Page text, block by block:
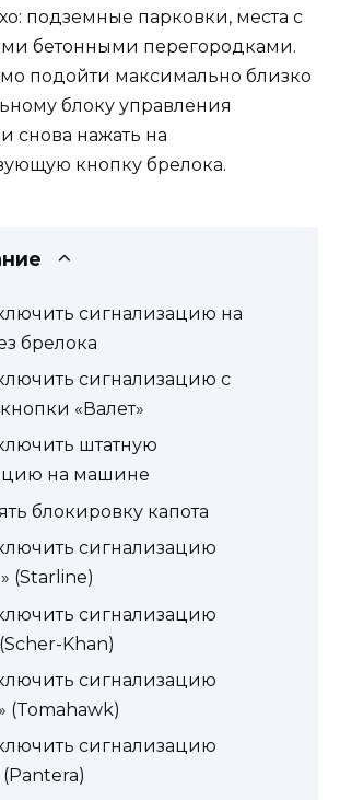
подземные парковки, места с
бетонными перегородками.
подойти максимально близко
блоку управления
снова нажать на
кнопку брелока.
сигнализацию на
брелока
сигнализацию с
«Валет»
штатную
на машине
блокировку капота
сигнализацию
(Starline)
сигнализацию
Khan)
сигнализацию
(Tomahawk)
сигнализацию